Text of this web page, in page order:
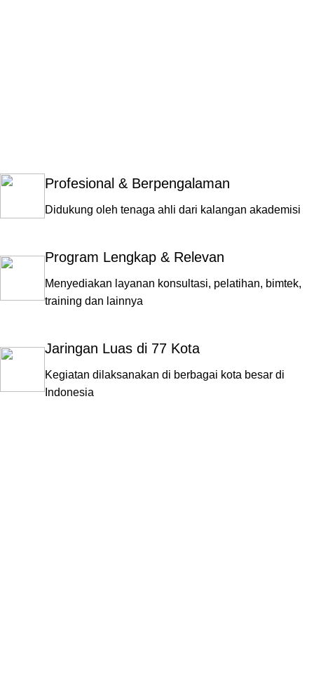
Profesional & Berpengalaman
Didukung oleh tenaga ahli dari kalangan akademisi
Program Lengkap & Relevan
Menyediakan layanan konsultasi, pelatihan, bimtek,
training dan lainnya
Jaringan Luas di 77 Kota
Kegiatan dilaksanakan di berbagai kota besar di
Indonesia